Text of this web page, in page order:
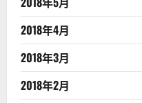
2018年4月
2018年3月
2018年2月